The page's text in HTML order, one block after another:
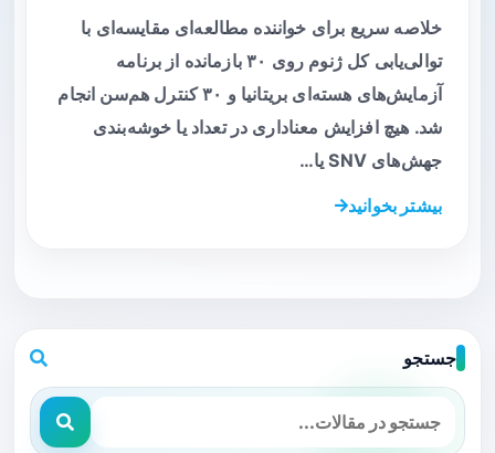
خلاصه سریع برای خواننده مطالعه‌ای مقایسه‌ای با
توالی‌یابی کل ژنوم روی ۳۰ بازمانده از برنامه
آزمایش‌های هسته‌ای بریتانیا و ۳۰ کنترل هم‌سن انجام
شد. هیچ افزایش معناداری در تعداد یا خوشه‌بندی
جهش‌های SNV یا…
بیشتر بخوانید
جستجو